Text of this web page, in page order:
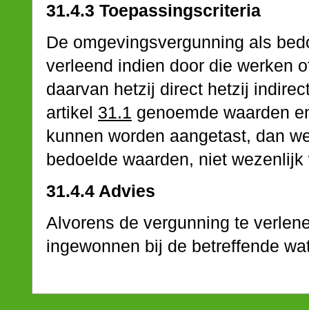
31.4.3 Toepassingscriteria
De omgevingsvergunning als
verleend indien door die werken
daarvan hetzij direct hetzij
artikel 31.1 genoemde waarden
kunnen worden aangetast, dan
bedoelde waarden, niet
31.4.4 Advies
Alvorens de vergunning te
ingewonnen bij de betreffende